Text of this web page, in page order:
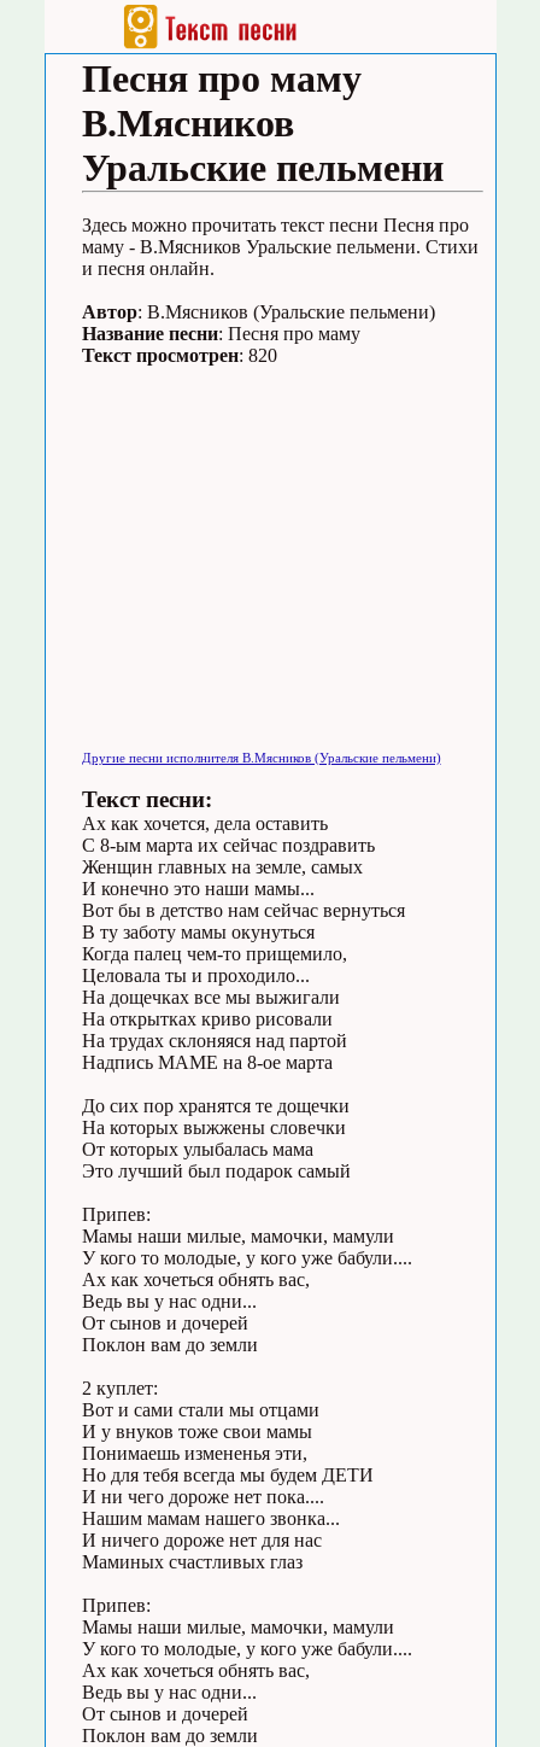
Песня про маму
В.Мясников
Уральские пельмени
Здесь можно прочитать текст песни Песня про
маму - В.Мясников Уральские пельмени. Стихи
и песня онлайн.
Автор: В.Мясников (Уральские пельмени)
Название песни: Песня про маму
Текст просмотрен: 820
Другие песни исполнителя В.Мясников (Уральские пельмени)
Текст песни:
Ах как хочется, дела оставить
С 8-ым марта их сейчас поздравить
Женщин главных на земле, самых
И конечно это наши мамы...
Вот бы в детство нам сейчас вернуться
В ту заботу мамы окунуться
Когда палец чем-то прищемило,
Целовала ты и проходило...
На дощечках все мы выжигали
На открытках криво рисовали
На трудах склоняяся над партой
Надпись МАМЕ на 8-ое марта
До сих пор хранятся те дощечки
На которых выжжены словечки
От которых улыбалась мама
Это лучший был подарок самый
Припев:
Мамы наши милые, мамочки, мамули
У кого то молодые, у кого уже бабули....
Ах как хочеться обнять вас,
Ведь вы у нас одни...
От сынов и дочерей
Поклон вам до земли
2 куплет:
Вот и сами стали мы отцами
И у внуков тоже свои мамы
Понимаешь измененья эти,
Но для тебя всегда мы будем ДЕТИ
И ни чего дороже нет пока....
Нашим мамам нашего звонка...
И ничего дороже нет для нас
Маминых счастливых глаз
Припев:
Мамы наши милые, мамочки, мамули
У кого то молодые, у кого уже бабули....
Ах как хочеться обнять вас,
Ведь вы у нас одни...
От сынов и дочерей
Поклон вам до земли